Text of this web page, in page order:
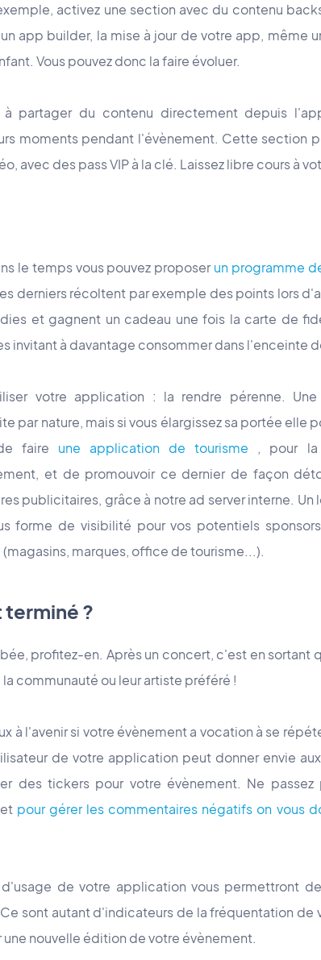
activez une section avec du contenu
app builder, la mise à jour de votre app, même
Vous pouvez donc la faire évoluer.
à partager du contenu directement depuis
moments pendant l'évènement. Cette section
avec des pass VIP à la clé. Laissez libre cours à
le temps vous pouvez proposerun programme
derniers récoltent par exemple des points lors
et gagnent un cadeau une fois la carte de
invitant à davantage consommer dans l'enceinte
votre application : la rendre pérenne.
par nature, mais si vous élargissez sa portée elle
faire une application de tourisme , pour la
et de promouvoir ce dernier de façon
publicitaires, grâce à notre ad server interne. Un
forme de visibilité pour vos potentiels
marques, office de tourisme...).
terminé ?
profitez-en. Après un concert, c'est en sortant
communauté ou leur artiste préféré !
à l'avenir si votre évènement a vocation à se
de votre application peut donner envie
des tickers pour votre évènement. Ne
pour gérer les commentaires négatifs on vous
de votre application vous permettront
sont autant d'indicateurs de la fréquentation de
une nouvelle édition de votre évènement.